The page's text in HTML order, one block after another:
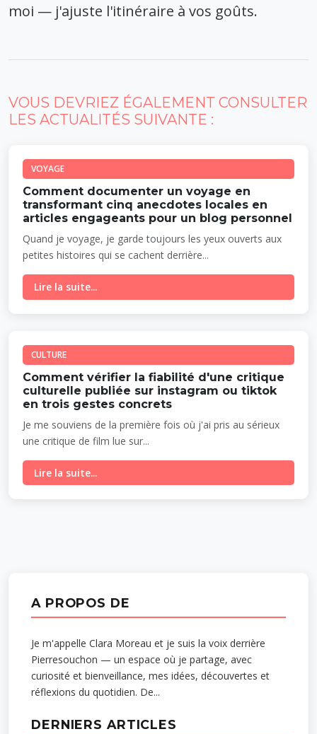
moi — j'ajuste l'itinéraire à vos goûts.
VOUS DEVRIEZ ÉGALEMENT CONSULTER
LES ACTUALITÉS SUIVANTE :
VOYAGE
Comment documenter un voyage en
transformant cinq anecdotes locales en
articles engageants pour un blog personnel
Quand je voyage, je garde toujours les yeux ouverts aux
petites histoires qui se cachent derrière...
Lire la suite...
CULTURE
Comment vérifier la fiabilité d'une critique
culturelle publiée sur instagram ou tiktok
en trois gestes concrets
Je me souviens de la première fois où j'ai pris au sérieux
une critique de film lue sur...
Lire la suite...
A PROPOS DE
Je m'appelle Clara Moreau et je suis la voix derrière
Pierresouchon — un espace où je partage, avec
curiosité et bienveillance, mes idées, découvertes et
réflexions du quotidien. De...
DERNIERS ARTICLES